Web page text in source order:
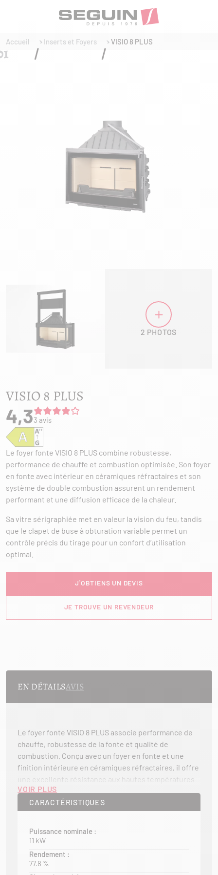
Accueil Inserts et Foyers VISIO 8 PLUS
2 PHOTOS
VISIO 8 PLUS
4,33 avis
Le foyer fonte VISIO 8 PLUS combine robustesse,
performance de chauffe et combustion optimisée. Son foyer
en fonte avec intérieur en céramiques réfractaires et son
système de double combustion assurent un rendement
performant et une diffusion efficace de la chaleur.
Sa vitre sérigraphiée met en valeur la vision du feu, tandis
que le clapet de buse à obturation variable permet un
contrôle précis du tirage pour un confort d’utilisation
optimal.
J'OBTIENS UN DEVIS
JE TROUVE UN REVENDEUR
EN DÉTAILSAVIS
Le foyer fonte VISIO 8 PLUS associe performance de
chauffe, robustesse de la fonte et qualité de
combustion. Conçu avec un foyer en fonte et une
finition intérieure en céramiques réfractaires, il offre
une excellente résistance aux hautes températures
tout en favorisant une diffusion homogène de la
chaleur dans la pièce. Sa large vitre sérigraphiée met
en valeur le spectacle des flammes et apporte une
Équipé d’un système de double combustion, le VISIO 8
PLUS optimise l’utilisation du bois, améliore le
rendement énergétique et favorise une combustion
VOIR PLUS
CARACTÉRISTIQUES
Puissance nominale :
11 kW
Rendement :
77.8 %